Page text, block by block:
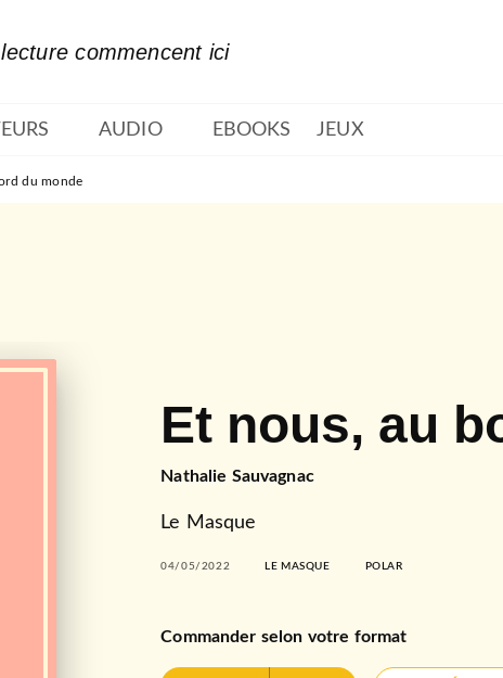
commencent ici
AUDIO EBOOKS JEUX
du monde
Et nous, au
Nathalie Sauvagnac
Le Masque
04/05/2022 LE MASQUE POLAR
Commander selon votre format